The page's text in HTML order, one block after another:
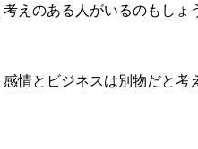
考えのある人がいるのもし
感情とビジネスは別物だと考